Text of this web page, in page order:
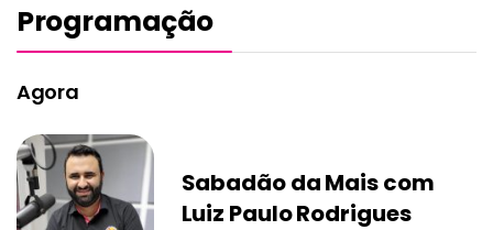
Programação
Agora
Sabadão da Mais com
Luiz Paulo Rodrigues